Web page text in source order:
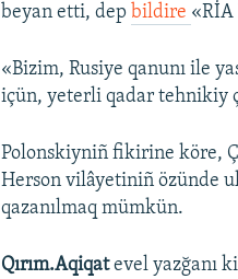
beyan etti, dep bildire «RİA
«Bizim, Rusiye qanunı ile
içün, yeterli qadar tehnikiy
Polonskiyniñ fikirine köre,
Herson vilâyetiniñ özünde
qazanılmaq mümkün.
Qırım.Aqiqatevel yazğanı